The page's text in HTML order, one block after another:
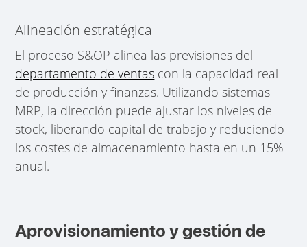
Alineación estratégica
El proceso S&OP alinea las previsiones del
departamento de ventas con la capacidad real
de producción y finanzas. Utilizando sistemas
MRP, la dirección puede ajustar los niveles de
stock, liberando capital de trabajo y reduciendo
los costes de almacenamiento hasta en un 15%
anual.
Aprovisionamiento y gestión de